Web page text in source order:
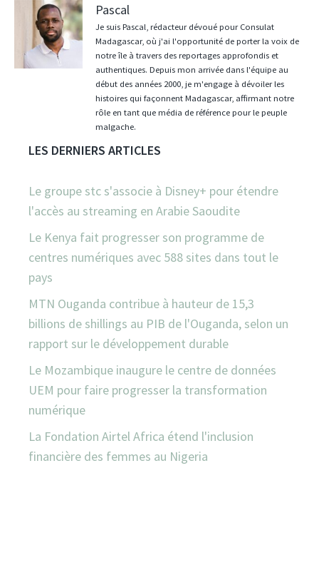
Pascal
Je suis Pascal, rédacteur dévoué pour Consulat
Madagascar, où j'ai l'opportunité de porter la voix de
notre île à travers des reportages approfondis et
authentiques. Depuis mon arrivée dans l'équipe au
début des années 2000, je m'engage à dévoiler les
histoires qui façonnent Madagascar, affirmant notre
rôle en tant que média de référence pour le peuple
malgache.
LES DERNIERS ARTICLES
Le groupe stc s'associe à Disney+ pour étendre
l'accès au streaming en Arabie Saoudite
Le Kenya fait progresser son programme de
centres numériques avec 588 sites dans tout le
pays
MTN Ouganda contribue à hauteur de 15,3
billions de shillings au PIB de l'Ouganda, selon un
rapport sur le développement durable
Le Mozambique inaugure le centre de données
UEM pour faire progresser la transformation
numérique
La Fondation Airtel Africa étend l'inclusion
financière des femmes au Nigeria